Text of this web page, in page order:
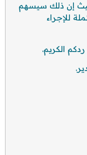
إن ذلك سيسهم
للإجراء
الكريم.